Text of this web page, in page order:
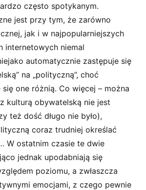
często spotykanym.
jest przy tym, że zarówno
jak i w najpopularniejszych
internetowych niemal
automatycznie zastępuje się
na „polityczną”, choć
one różnią. Co więcej – można
kulturą obywatelską nie jest
też dość długo nie było),
coraz trudniej określać
W ostatnim czasie te dwie
jednak upodabniają się
poziomu, a zwłaszcza
emocjami, z czego pewnie